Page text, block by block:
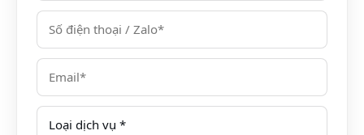
Cam Lâm,
Khánh Hòa,
Nha Trang
Selectum Noa
Resort Cam
Lô X5B &
Chỉ từ